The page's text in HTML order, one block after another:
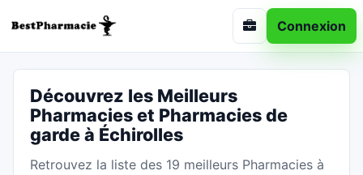
Connexion
Découvrez les Meilleurs
Pharmacies et Pharmacies de
garde à Échirolles
Retrouvez la liste des 19 meilleurs Pharmacies à